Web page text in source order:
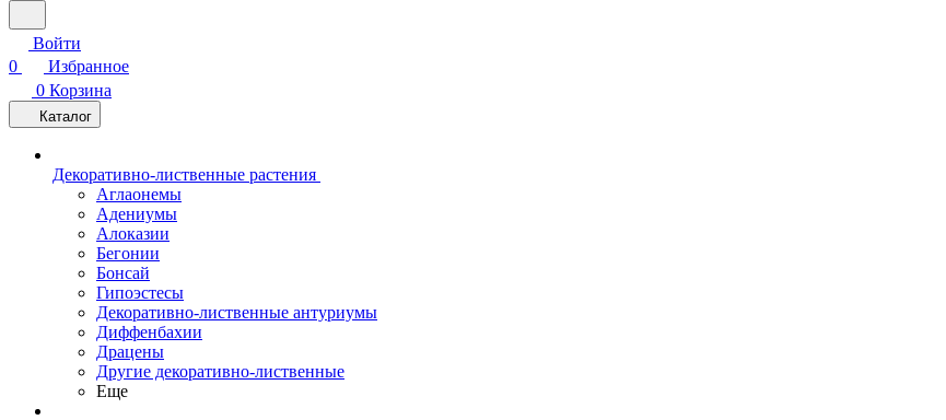
Войти
0
Избранное
0 Корзина
Каталог
Декоративно-лиственные растения
Аглаонемы
Адениумы
Алоказии
Бегонии
Бонсай
Гипоэстесы
Декоративно-лиственные антуриумы
Диффенбахии
Драцены
Другие декоративно-лиственные
Еще